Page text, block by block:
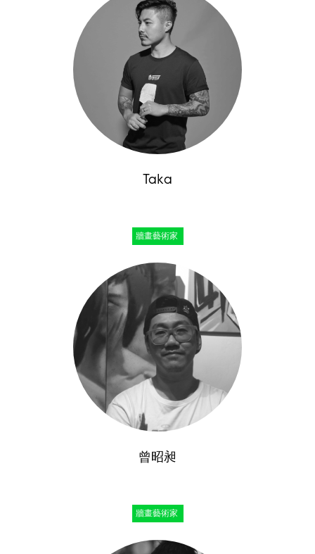
Taka
牆畫藝術家
曾昭昶
牆畫藝術家